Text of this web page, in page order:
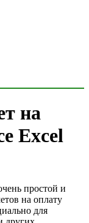
на
Excel
простой и
на оплату
для